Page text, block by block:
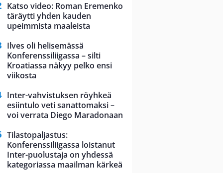
Katso video: Roman Eremenko
täräytti yhden kauden
upeimmista maaleista
Ilves oli helisemässä
Konferenssiliigassa – silti
Kroatiassa näkyy pelko ensi
viikosta
Inter-vahvistuksen röyhkeä
esiintulo veti sanattomaksi –
voi verrata Diego Maradonaan
Tilastopaljastus:
Konferenssiliigassa loistanut
Inter-puolustaja on yhdessä
kategoriassa maailman kärkeä